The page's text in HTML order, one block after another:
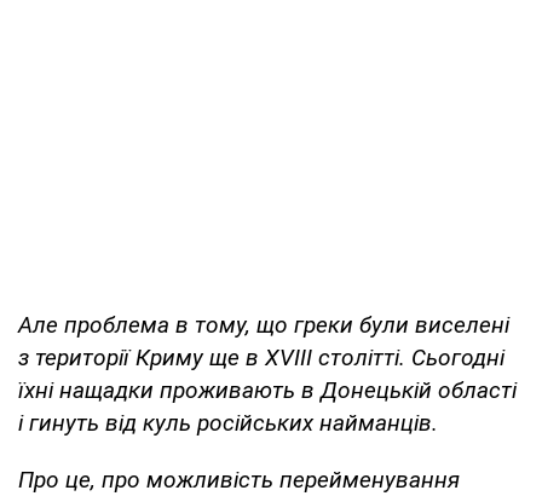
Але проблема в тому, що греки були виселені
з території Криму ще в XVIII столітті. Сьогодні
їхні нащадки проживають в Донецькій області
і гинуть від куль російських найманців.
Про це, про можливість перейменування